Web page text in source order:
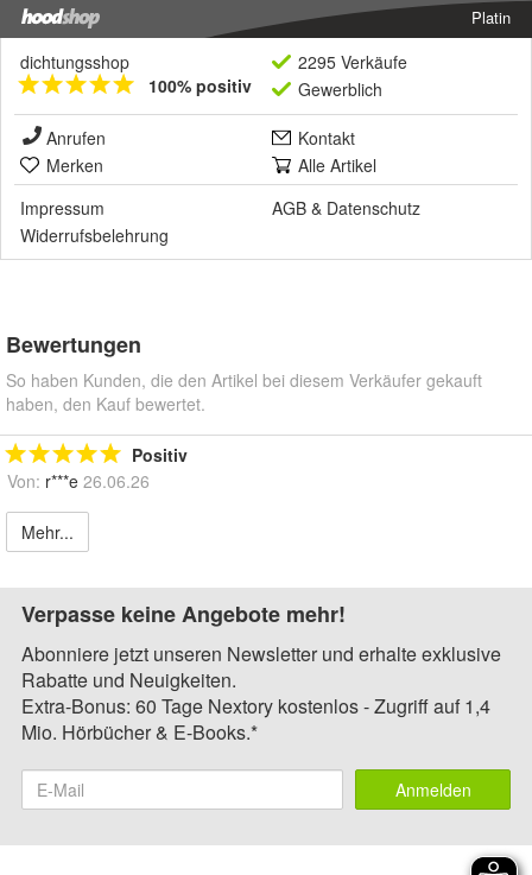
Platin
dichtungsshop
100% positiv
2295 Verkäufe
Gewerblich
Anrufen
Kontakt
Merken
Alle Artikel
Impressum
AGB & Datenschutz
Widerrufsbelehrung
Bewertungen
So haben Kunden, die den Artikel bei diesem Verkäufer gekauft
haben, den Kauf bewertet.
Positiv
Von: r***e 26.06.26
Mehr...
Verpasse keine Angebote mehr!
Abonniere jetzt unseren Newsletter und erhalte exklusive
Rabatte und Neuigkeiten.
Extra-Bonus: 60 Tage Nextory kostenlos - Zugriff auf 1,4
Mio. Hörbücher & E-Books.*
Anmelden